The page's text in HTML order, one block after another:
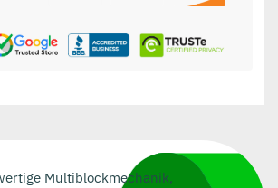
Multiblockmechanik,